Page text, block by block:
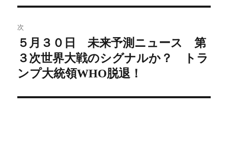
ビ
ゲ
ー
シ
稿:
次
次
の
投
５月３０日 未来予測ニュース 第
３次世界大戦のシグナルか？ トラ
ンプ大統領WHO脱退！